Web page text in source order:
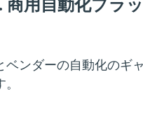
ベンダーの自動化のギ